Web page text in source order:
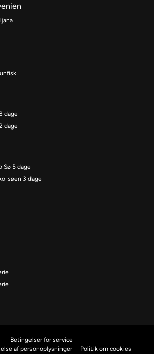
dage
dage
Sø 5 dage
søen 3 dage
Betingelser for service
af personoplysninger
Politik om cookies